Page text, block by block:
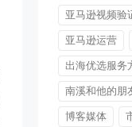
亚马逊视频验
亚马逊运营
出海优选服务
南溪和他的朋
博客媒体